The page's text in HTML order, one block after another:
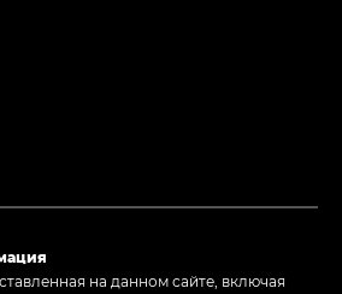
на данном сайте, включая